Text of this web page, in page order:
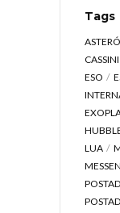
Tags
CASSINI
ESO
LUA